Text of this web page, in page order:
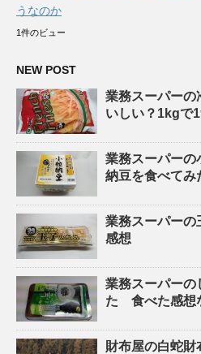
うなのか
1件のビュー
NEW POST
業務スーパーの
いしい？1kgで
業務スーパーの
納豆を食べてみ
業務スーパーの
感想
業務スーパーの
た 食べた感想
財布屋の白蛇財